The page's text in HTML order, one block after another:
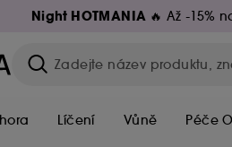
Night HOTMANIA 🔥 Až -15%
Líčení Vůně Péče